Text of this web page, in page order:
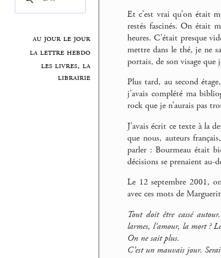
au jour le jour
la lettre hebdo
les livres, la
librairie
Et c’est vrai qu’on était
restés fascinés. On était
heures. C’était presque
mettre dans le thé, je ne
portais, de son visage que
Plus tard, au second
j’avais complété ma
rock que je n’aurais pas
J’avais écrit ce texte à la
que nous, auteurs
parler : Bourmeau était
décisions se prenaient au-
Le 12 septembre 2001,
avec ces mots de
Tout doit être cassé
larmes, l’amour, la mort ?
On ne sait plus.
C’est un mauvais jour.